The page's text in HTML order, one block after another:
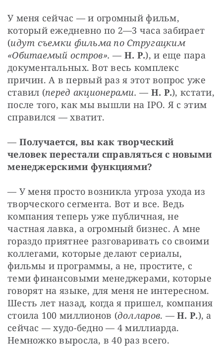
У меня сейчас — и огромный фильм,
который ежедневно по 2—3 часа забирает
(идут съемки фильма по Стругацким
«Обитаемый остров». — Н. Р.), и еще пара
документальных. Вот весь комплекс
причин. А в первый раз я этот вопрос уже
ставил (перед акционерами. — Н. Р.), кстати,
после того, как мы вышли на IPO. Я с этим
справился — хватит.
— Получается, вы как творческий
человек перестали справляться с новыми
менеджерскими функциями?
— У меня просто возникла угроза ухода из
творческого сегмента. Вот и все. Ведь
компания теперь уже публичная, не
частная лавка, а огромный бизнес. А мне
гораздо приятнее разговаривать со своими
коллегами, которые делают сериалы,
фильмы и программы, а не, простите, с
теми финансовыми менеджерами, которые
говорят на языке, для меня не интересном.
Шесть лет назад, когда я пришел, компания
стоила 100 миллионов (долларов. — Н. Р.), а
сейчас — худо-бедно — 4 миллиарда.
Немножко выросла, в 40 раз всего.